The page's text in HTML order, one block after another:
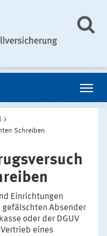
Schreiben
Einrichtungen
Absender
oder der DGUV
eines